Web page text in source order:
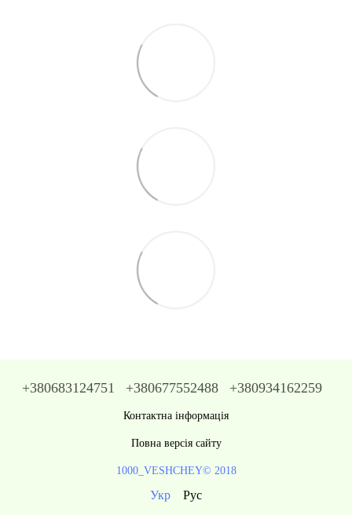
+380683124751 +380677552488 +380934162259
Контактна інформація
Повна версія сайту
1000_VESHCHEY© 2018
Укр Рус